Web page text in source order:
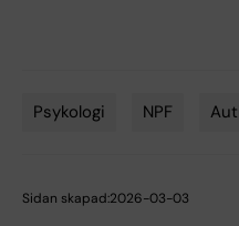
Psykologi NPF
Sidan skapad:2026-03-03